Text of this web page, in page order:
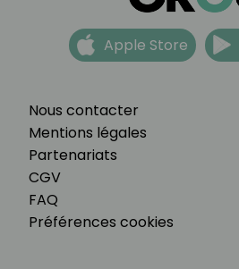
Nous contacter
Mentions légales
Partenariats
CGV
FAQ
Préférences cookies
Apple Store